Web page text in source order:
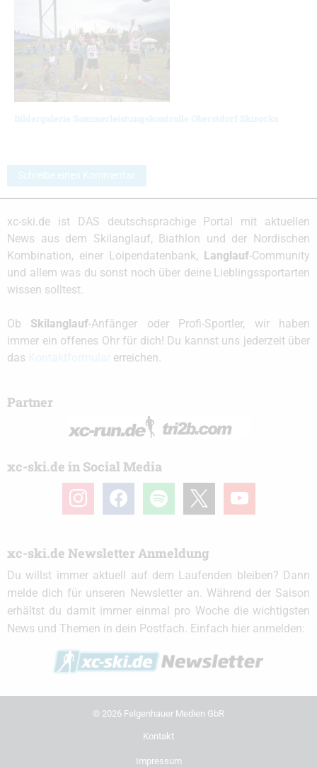
Bildergalerie Sommerleistungskontrolle Oberstdorf Skirocks
Schreibe einen Kommentar
xc-ski.de ist DAS deutschsprachige Portal mit aktuellen
News aus dem Skilanglauf, Biathlon und der Nordischen
Kombination, einer Loipendatenbank, Langlauf-Community
und allem was du sonst noch über deine Lieblingssportarten
wissen solltest.
Ob Skilanglauf-Anfänger oder Profi-Sportler, wir haben
immer ein offenes Ohr für dich! Du kannst uns jederzeit über
das
erreichen.
Partner
xc-ski.de in Social Media
instagramfacebook spotify youtube
xc-ski.de Newsletter Anmeldung
Du willst immer aktuell auf dem Laufenden bleiben? Dann
melde dich für unseren Newsletter an. Während der Saison
erhältst du damit immer einmal pro Woche die wichtigsten
News und Themen in dein Postfach. Einfach hier anmelden:
© 2026 Felgenhauer Medien GbR
Kontakt
Impressum